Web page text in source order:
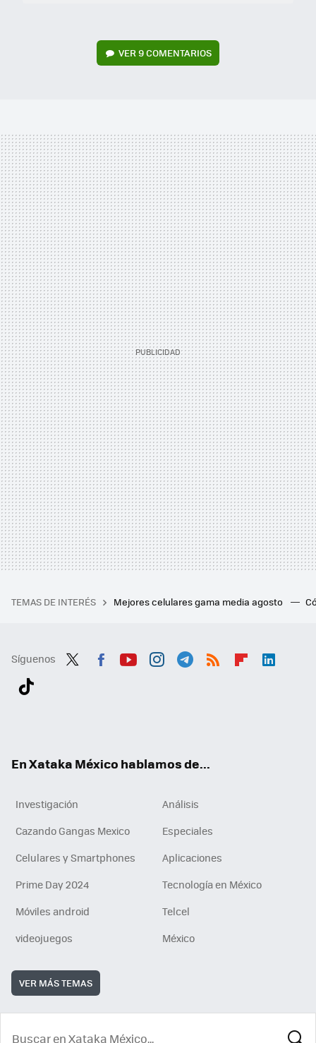
VER9 COMENTARIOS
TEMAS DE INTERÉS Mejores celulares gama media agosto
Síguenos
En Xataka México hablamos de...
Investigación
Análisis
Cazando Gangas Mexico
Especiales
Celulares y Smartphones
Aplicaciones
Prime Day 2024
Tecnología en México
Móviles android
Telcel
videojuegos
México
VER MÁS TEMAS